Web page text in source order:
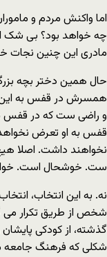
اما واکنش مردم و
چه خواهد بود؟ بى شک
مادرى این چنین نجات
حال همین دختر بچه
همسرش در قفس به
و راضى ست که در قفس
قفس به او تعرض
نخواهند داشت. اصلا
ست. خوشحال است.
نه. به این انتخاب،
شخص از طریق تکرار مى
گذشته، از کودکى
شکلى که فرهنگ